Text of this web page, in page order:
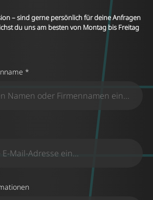
– sind gerne persönlich für deine Anfragen
du uns am besten von Montag bis Freitag
*